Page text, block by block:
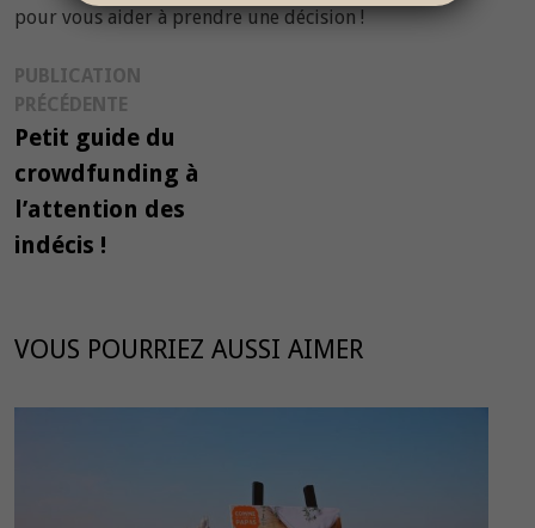
pour vous aider à prendre une décision !
Navigation
de
l’article
PUBLICATION
PRÉCÉDENTE
précédente :
Petit guide du
crowdfunding à
l’attention des
indécis !
VOUS POURRIEZ AUSSI AIMER